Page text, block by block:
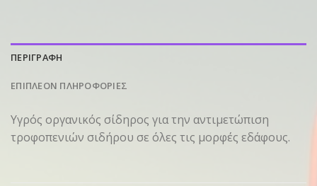
ΠΕΡΙΓΡΑΦΗ
ΕΠΙΠΛΕΟΝ ΠΛΗΡΟΦΟΡΙΕΣ
Υγρός οργανικός σίδηρος για την αντιμετώπιση
τροφοπενιών σιδήρου σε όλες τις μορφές εδάφους.